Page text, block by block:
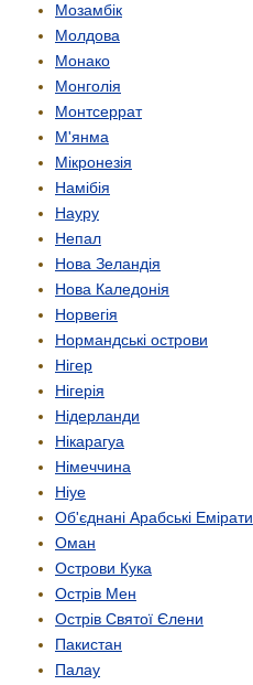
Мозамбік
Молдова
Монако
Монголія
Монтсеррат
М'янма
Мікронезія
Намібія
Науру
Непал
Нова Зеландія
Нова Каледонія
Норвегія
Нормандські острови
Нігер
Нігерія
Нідерланди
Нікарагуа
Німеччина
Ніуе
Об'єднані Арабські Емірати
Оман
Острови Кука
Острів Мен
Острів Святої Єлени
Пакистан
Палау